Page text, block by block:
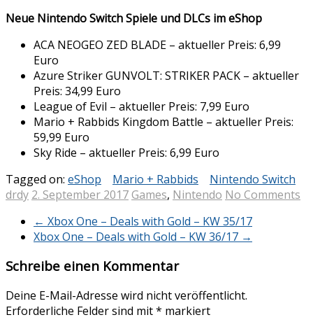
Neue Nintendo Switch Spiele und DLCs im eShop
ACA NEOGEO ZED BLADE – aktueller Preis: 6,99
Euro
Azure Striker GUNVOLT: STRIKER PACK – aktueller
Preis: 34,99 Euro
League of Evil – aktueller Preis: 7,99 Euro
Mario + Rabbids Kingdom Battle – aktueller Preis:
59,99 Euro
Sky Ride – aktueller Preis: 6,99 Euro
Tagged on: eShop Mario + Rabbids
Nintendo Switch
drdy 2. September 2017 Games, Nintendo No Comments
← Xbox One – Deals with Gold – KW 35/17
Xbox One – Deals with Gold – KW 36/17 →
Schreibe einen Kommentar
Deine E-Mail-Adresse wird nicht veröffentlicht.
Erforderliche Felder sind mit* markiert